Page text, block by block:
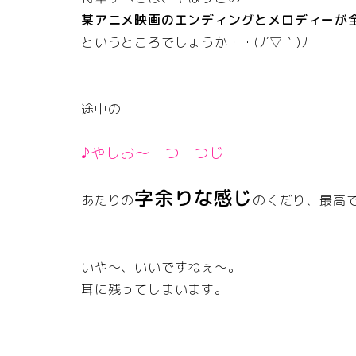
某アニメ映画のエンディングとメロディーが
というところでしょうか・・(ﾉ´▽｀)ﾉ
途中の
♪やしお～ つーつじー
あたりの字余りな感じ のくだり、最高
いや～、いいですねぇ～。
耳に残ってしまいます。